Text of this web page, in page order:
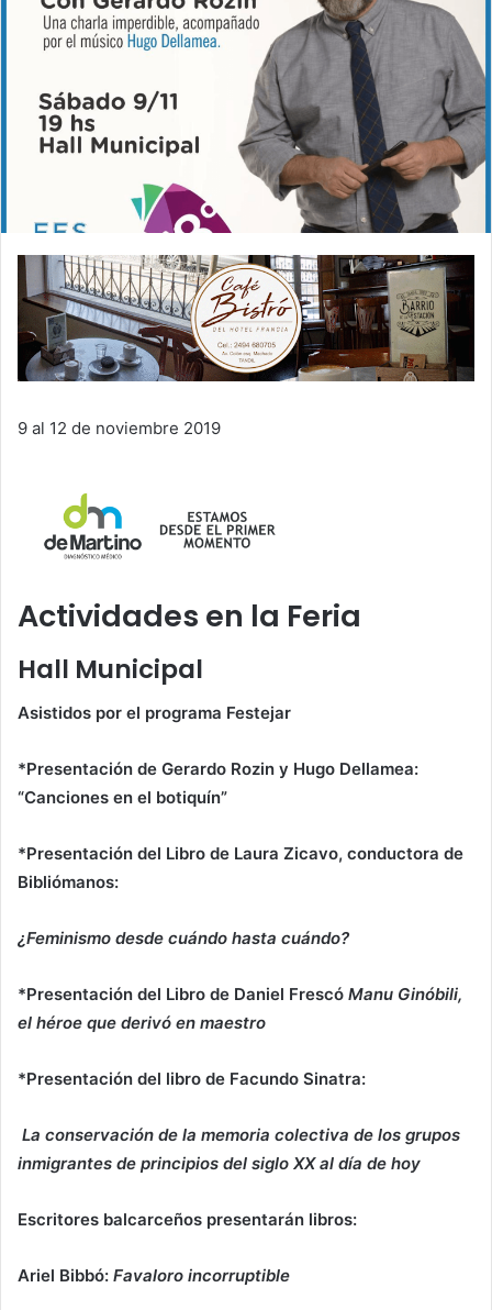
9 al 12 de noviembre 2019
Actividades en la Feria
Hall Municipal
Asistidos por el programa Festejar
*Presentación de Gerardo Rozin y Hugo Dellamea:
“Canciones en el botiquín”
*Presentación del Libro de Laura Zicavo, conductora de
Bibliómanos:
¿Feminismo desde cuándo hasta cuándo?
*Presentación del Libro de Daniel Frescó Manu Ginóbili,
el héroe que derivó en maestro
*Presentación del libro de Facundo Sinatra:
La conservación de la memoria colectiva de los grupos
inmigrantes de principios del siglo XX al día de hoy
Escritores balcarceños presentarán libros:
Ariel Bibbó: Favaloro incorruptible